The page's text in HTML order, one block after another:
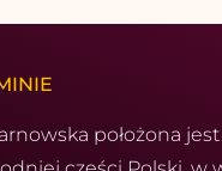
położona